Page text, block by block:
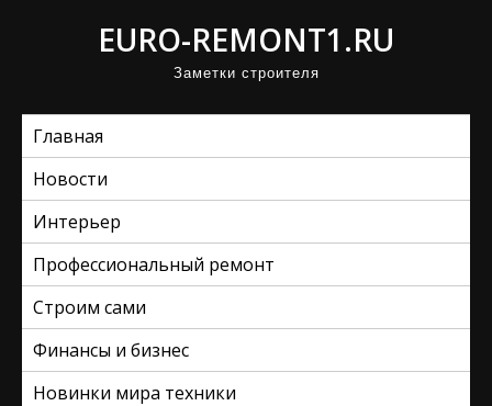
EURO-REMONT1.RU
Заметки строителя
Главная
Новости
Интерьер
Профессиональный ремонт
Строим сами
Финансы и бизнес
Новинки мира техники